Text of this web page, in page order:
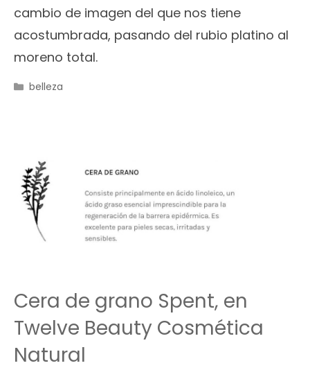
cambio de imagen del que nos tiene
acostumbrada, pasando del rubio platino al
moreno total.
Categorías
belleza
Cera de grano Spent, en
Twelve Beauty Cosmética
Natural